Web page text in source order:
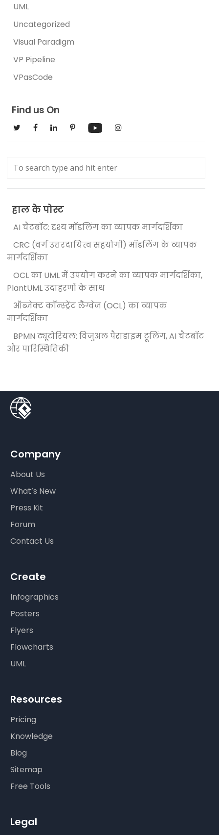
UML
Uncategorized
Visual Paradigm
VP Pipeline
VPasCode
Find us On
हाल के पोस्ट
AI चैटबॉट: दृश्य मॉडलिंग का व्यापक मार्गदर्शिका
CRC (वर्ग उत्तरदायित्व सहयोगी) मॉडलिंग के व्यापक
मार्गदर्शिका
OCL का UML में उपयोग करने का व्यापक मार्गदर्शिका,
PlantUML उदाहरणों के साथ
ऑब्जेक्ट कॉन्स्ट्रेंट लैंग्वेज (OCL) का व्यापक
मार्गदर्शिका
BPMN ट्यूटोरियल: विजुअल पैराडाइम टूलिंग, AI चैटबॉट
और पारिस्थितिकी
Company
About Us
What’s New
Press Kit
Forum
Contact Us
Create
Infographics
Posters
Flyers
Flowcharts
UML
Resources
Pricing
Knowledge
Blog
Sitemap
Free Tools
Legal